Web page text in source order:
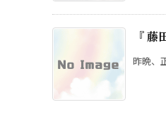
『 藤
昨晩、